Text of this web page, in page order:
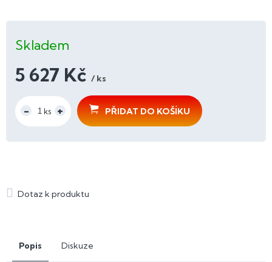
Skladem
5 627 Kč / ks
cena:
PŘIDAT DO KOŠÍKU
Popis Diskuze